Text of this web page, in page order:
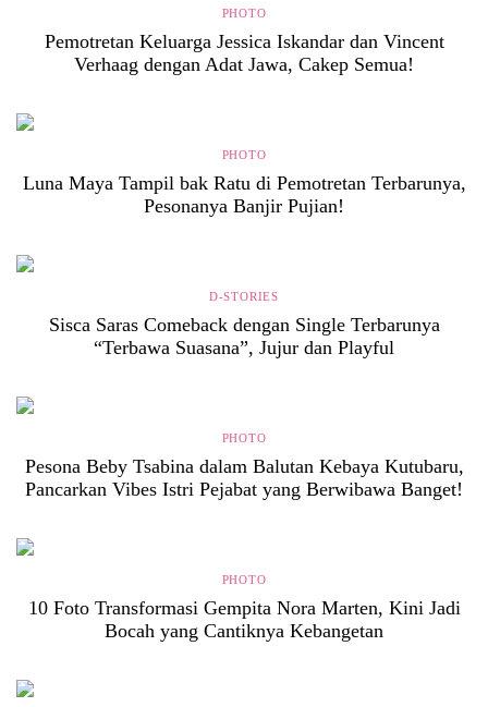
PHOTO
Pemotretan Keluarga Jessica Iskandar dan Vincent
Verhaag dengan Adat Jawa, Cakep Semua!
PHOTO
Luna Maya Tampil bak Ratu di Pemotretan Terbarunya,
Pesonanya Banjir Pujian!
D-STORIES
Sisca Saras Comeback dengan Single Terbarunya
“Terbawa Suasana”, Jujur dan Playful
PHOTO
Pesona Beby Tsabina dalam Balutan Kebaya Kutubaru,
Pancarkan Vibes Istri Pejabat yang Berwibawa Banget!
PHOTO
10 Foto Transformasi Gempita Nora Marten, Kini Jadi
Bocah yang Cantiknya Kebangetan